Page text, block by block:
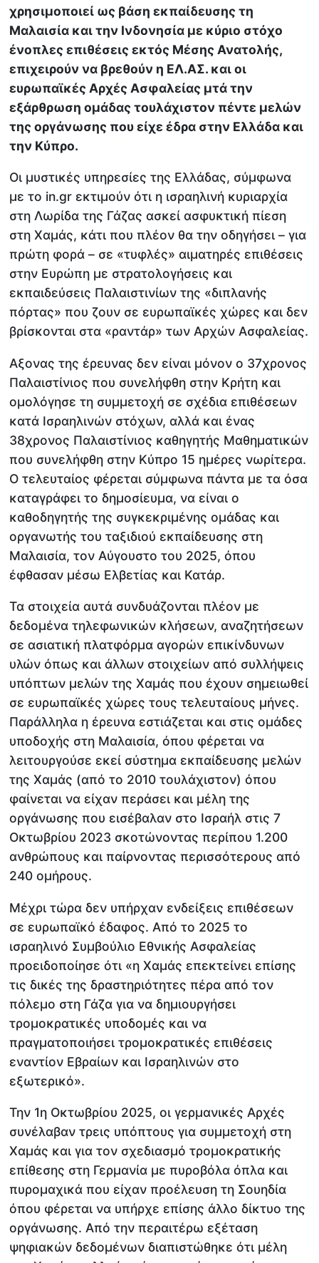
χρησιμοποιεί ως βάση εκπαίδευσης τη
Μαλαισία και την Ινδονησία με κύριο στόχο
ένοπλες επιθέσεις εκτός Μέσης Ανατολής,
επιχειρούν να βρεθούν η ΕΛ.ΑΣ. και οι
ευρωπαϊκές Αρχές Ασφαλείας μτά την
εξάρθρωση ομάδας τουλάχιστον πέντε μελών
της οργάνωσης που είχε έδρα στην Ελλάδα και
την Κύπρο.
Οι μυστικές υπηρεσίες της Ελλάδας, σύμφωνα
με το in.gr εκτιμούν ότι η ισραηλινή κυριαρχία
στη Λωρίδα της Γάζας ασκεί ασφυκτική πίεση
στη Χαμάς, κάτι που πλέον θα την οδηγήσει – για
πρώτη φορά – σε «τυφλές» αιματηρές επιθέσεις
στην Ευρώπη με στρατολογήσεις και
εκπαιδεύσεις Παλαιστινίων της «διπλανής
πόρτας» που ζουν σε ευρωπαϊκές χώρες και δεν
βρίσκονται στα «ραντάρ» των Αρχών Ασφαλείας.
Αξονας της έρευνας δεν είναι μόνον ο 37χρονος
Παλαιστίνιος που συνελήφθη στην Κρήτη και
ομολόγησε τη συμμετοχή σε σχέδια επιθέσεων
κατά Ισραηλινών στόχων, αλλά και ένας
38χρονος Παλαιστίνιος καθηγητής Μαθηματικών
που συνελήφθη στην Κύπρο 15 ημέρες νωρίτερα.
Ο τελευταίος φέρεται σύμφωνα πάντα με τα όσα
καταγράφει το δημοσίευμα, να είναι ο
καθοδηγητής της συγκεκριμένης ομάδας και
οργανωτής του ταξιδιού εκπαίδευσης στη
Μαλαισία, τον Αύγουστο του 2025, όπου
έφθασαν μέσω Ελβετίας και Κατάρ.
Τα στοιχεία αυτά συνδυάζονται πλέον με
δεδομένα τηλεφωνικών κλήσεων, αναζητήσεων
σε ασιατική πλατφόρμα αγορών επικίνδυνων
υλών όπως και άλλων στοιχείων από συλλήψεις
υπόπτων μελών της Χαμάς που έχουν σημειωθεί
σε ευρωπαϊκές χώρες τους τελευταίους μήνες.
Παράλληλα η έρευνα εστιάζεται και στις ομάδες
υποδοχής στη Μαλαισία, όπου φέρεται να
λειτουργούσε εκεί σύστημα εκπαίδευσης μελών
της Χαμάς (από το 2010 τουλάχιστον) όπου
φαίνεται να είχαν περάσει και μέλη της
οργάνωσης που εισέβαλαν στο Ισραήλ στις 7
Οκτωβρίου 2023 σκοτώνοντας περίπου 1.200
ανθρώπους και παίρνοντας περισσότερους από
240 ομήρους.
Μέχρι τώρα δεν υπήρχαν ενδείξεις επιθέσεων
σε ευρωπαϊκό έδαφος. Από το 2025 το
ισραηλινό Συμβούλιο Εθνικής Ασφαλείας
προειδοποίησε ότι «η Χαμάς επεκτείνει επίσης
τις δικές της δραστηριότητες πέρα από τον
πόλεμο στη Γάζα για να δημιουργήσει
τρομοκρατικές υποδομές και να
πραγματοποιήσει τρομοκρατικές επιθέσεις
εναντίον Εβραίων και Ισραηλινών στο
εξωτερικό».
Την 1η Οκτωβρίου 2025, οι γερμανικές Αρχές
συνέλαβαν τρεις υπόπτους για συμμετοχή στη
Χαμάς και για τον σχεδιασμό τρομοκρατικής
επίθεσης στη Γερμανία με πυροβόλα όπλα και
πυρομαχικά που είχαν προέλευση τη Σουηδία
όπου φέρεται να υπήρχε επίσης άλλο δίκτυο της
οργάνωσης. Από την περαιτέρω εξέταση
ψηφιακών δεδομένων διαπιστώθηκε ότι μέλη